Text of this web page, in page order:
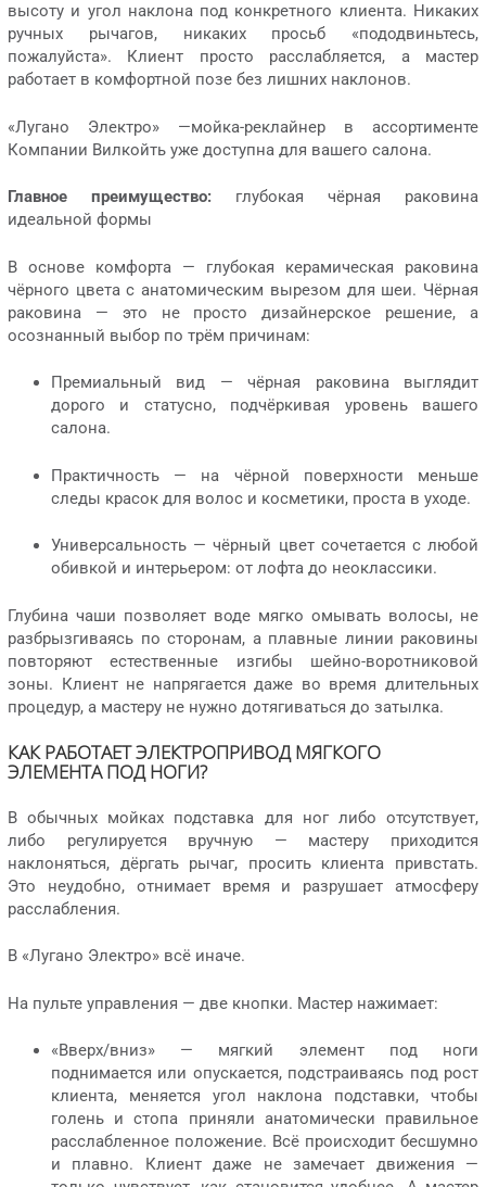
высоту и угол наклона под конкретного клиента. Никаких
ручных рычагов, никаких просьб «пододвиньтесь,
пожалуйста». Клиент просто расслабляется, а мастер
работает в комфортной позе без лишних наклонов.
«Лугано Электро» —мойка-реклайнер в ассортименте
Компании Вилкойть уже доступна для вашего салона.
Главное преимущество: глубокая чёрная раковина
идеальной формы
В основе комфорта — глубокая керамическая раковина
чёрного цвета с анатомическим вырезом для шеи. Чёрная
раковина — это не просто дизайнерское решение, а
осознанный выбор по трём причинам:
Премиальный вид — чёрная раковина выглядит
дорого и статусно, подчёркивая уровень вашего
салона.
Практичность — на чёрной поверхности меньше
следы красок для волос и косметики, проста в уходе.
Универсальность — чёрный цвет сочетается с любой
обивкой и интерьером: от лофта до неоклассики.
Глубина чаши позволяет воде мягко омывать волосы, не
разбрызгиваясь по сторонам, а плавные линии раковины
повторяют естественные изгибы шейно-воротниковой
зоны. Клиент не напрягается даже во время длительных
процедур, а мастеру не нужно дотягиваться до затылка.
КАК РАБОТАЕТ ЭЛЕКТРОПРИВОД МЯГКОГО
ЭЛЕМЕНТА ПОД НОГИ?
В обычных мойках подставка для ног либо отсутствует,
либо регулируется вручную — мастеру приходится
наклоняться, дёргать рычаг, просить клиента привстать.
Это неудобно, отнимает время и разрушает атмосферу
расслабления.
В «Лугано Электро» всё иначе.
На пульте управления — две кнопки. Мастер нажимает:
«Вверх/вниз» — мягкий элемент под ноги
поднимается или опускается, подстраиваясь под рост
клиента, меняется угол наклона подставки, чтобы
голень и стопа приняли анатомически правильное
расслабленное положение. Всё происходит бесшумно
и плавно. Клиент даже не замечает движения —